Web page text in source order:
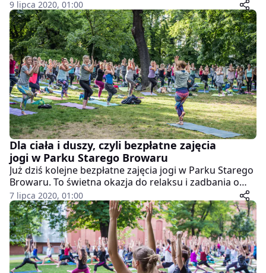
zadbać o swoją formę i poruszać się w wyjątkowej
scenerii.
9 lipca 2020, 01:00
Dla ciała i duszy, czyli bezpłatne zajęcia
jogi w Parku Starego Browaru
Już dziś kolejne bezpłatne zajęcia jogi w Parku Starego
Browaru. To świetna okazja do relaksu i zadbania o
swoje ciało i umysł.
7 lipca 2020, 01:00